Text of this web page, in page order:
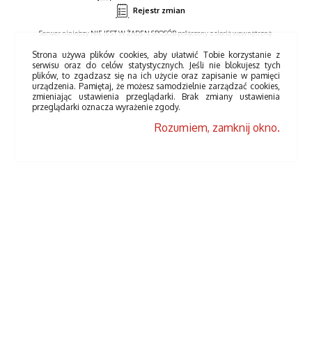
Rejestr zmian
Serwer niniejszy NIE JEST W ŻADEN SPOSÓB połączony z siecią wewnętrzną.
Strona używa plików cookies, aby ułatwić Tobie korzystanie z
serwisu oraz do celów statystycznych. Jeśli nie blokujesz tych
plików, to zgadzasz się na ich użycie oraz zapisanie w pamięci
urządzenia. Pamiętaj, że możesz samodzielnie zarządzać cookies,
zmieniając ustawienia przeglądarki. Brak zmiany ustawienia
przeglądarki oznacza wyrażenie zgody.
Rozumiem, zamknij okno.